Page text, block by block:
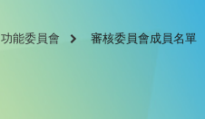
功能委員會 審核委員會成員名單